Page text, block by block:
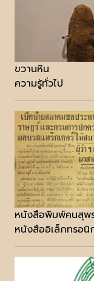
ขวานหิน
ความรู้ทั่วไป
หนังสือพิมพ์คนสุพ
หนังสืออิเล็กทรอนิ